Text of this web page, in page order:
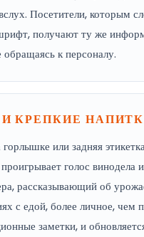
Посетители, которым
получают ту же
обращаясь к персоналу.
КРЕПКИЕ
или задняя
голос винодела
рассказывающий об
с едой, более личное, чем
заметки, и